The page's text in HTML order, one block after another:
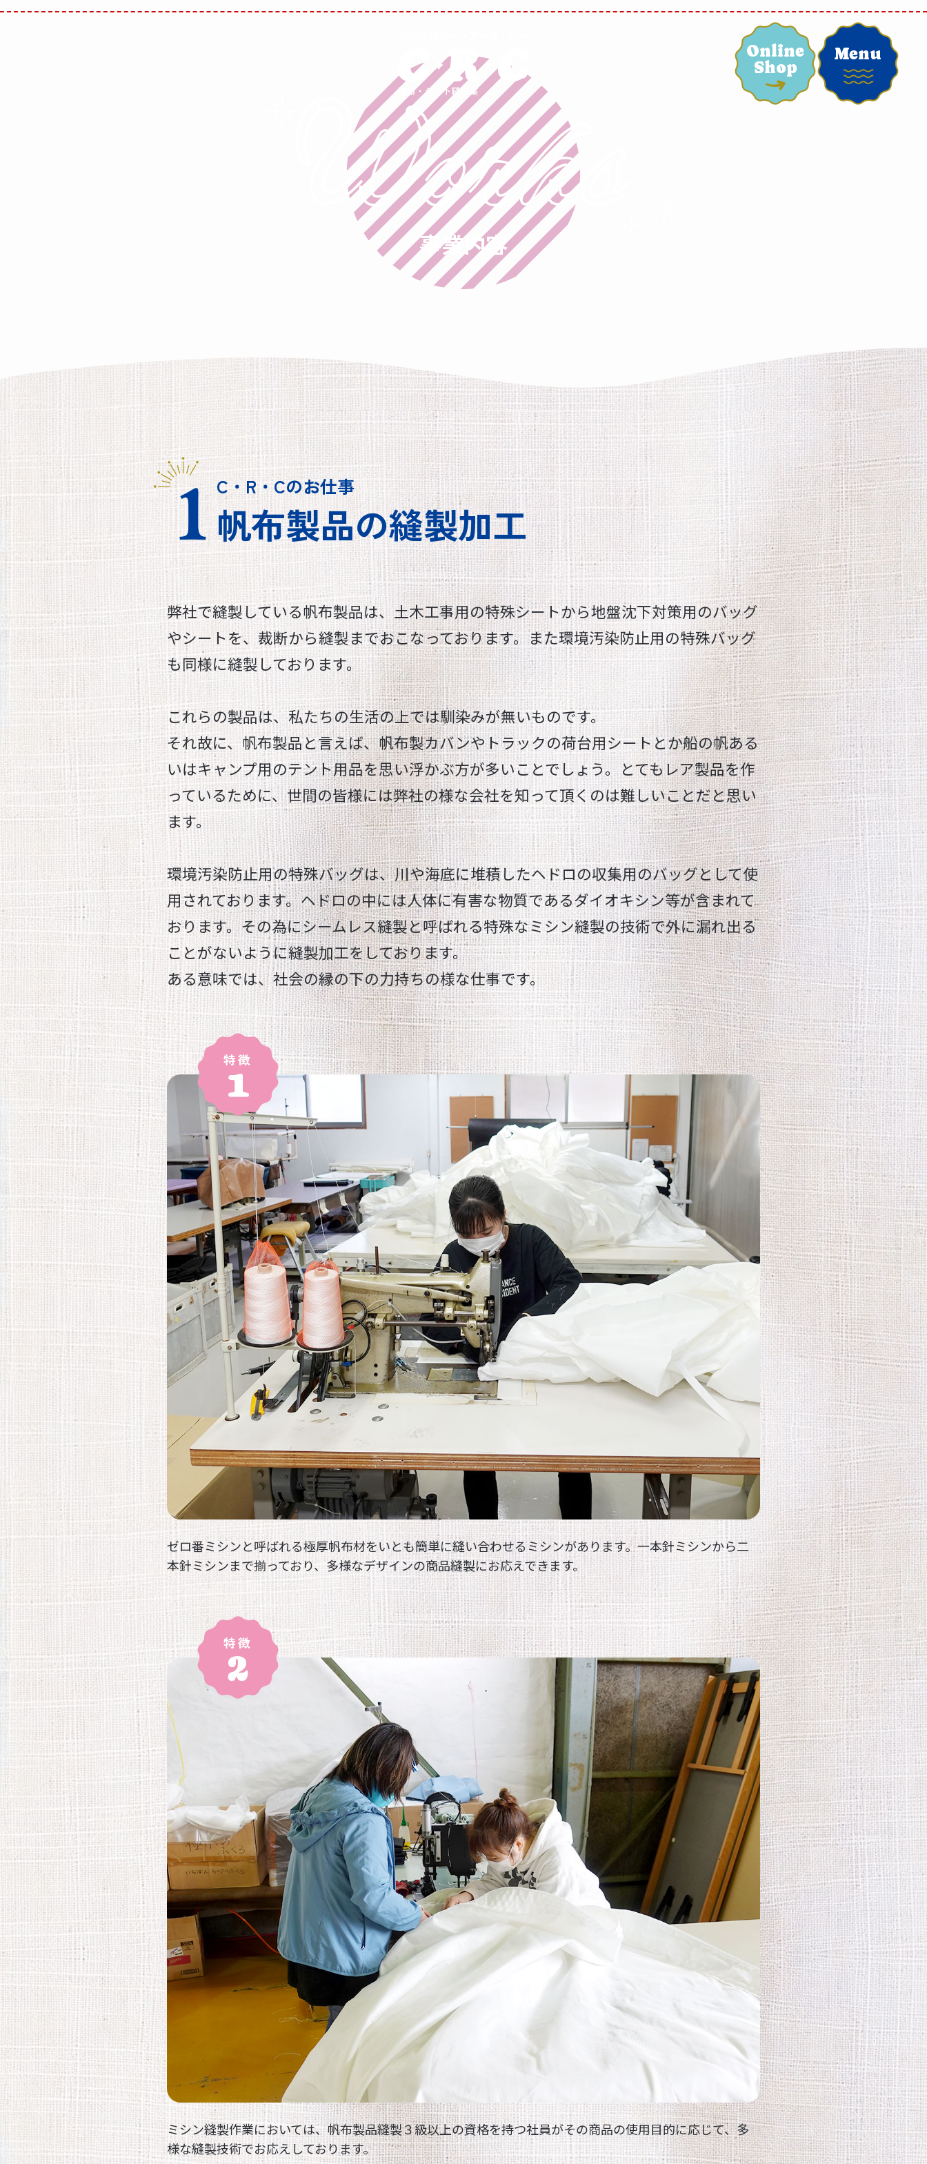
Online
Shop
Menu
目指
の
ツ
ア
介
スト
Works
事業内容
C・R・Cのお仕事
帆布製品の縫製加工
弊社で縫製している帆布製品は、土木工事用の特殊シートから地盤沈下対策用のバッグ
やシートを、裁断から縫製までおこなっております。また環境汚染防止用の特殊バッグ
も同様に縫製しております。
これらの製品は、私たちの生活の上では馴染みが無いものです。
それ故に、帆布製品と言えば、帆布製カバンやトラックの荷台用シートとか船の帆ある
いはキャンプ用のテント用品を思い浮かぶ方が多いことでしょう。とてもレア製品を作
っているために、世間の皆様には弊社の様な会社を知って頂くのは難しいことだと思い
ます。
環境汚染防止用の特殊バッグは、川や海底に堆積したヘドロの収集用のバッグとして使
用されております。ヘドロの中には人体に有害な物質であるダイオキシン等が含まれて
おります。その為にシームレス縫製と呼ばれる特殊なミシン縫製の技術で外に漏れ出る
ことがないように縫製加工をしております。
ある意味では、社会の縁の下の力持ちの様な仕事です。
特徴
1
ゼロ番ミシンと呼ばれる極厚帆布材をいとも簡単に縫い合わせるミシンがあります。一本針ミシンから二
本針ミシンまで揃っており、多様なデザインの商品縫製にお応えできます。
特徴
2
ミシン縫製作業においては、帆布製品縫製３級以上の資格を持つ社員がその商品の使用目的に応じて、多
様な縫製技術でお応えしております。